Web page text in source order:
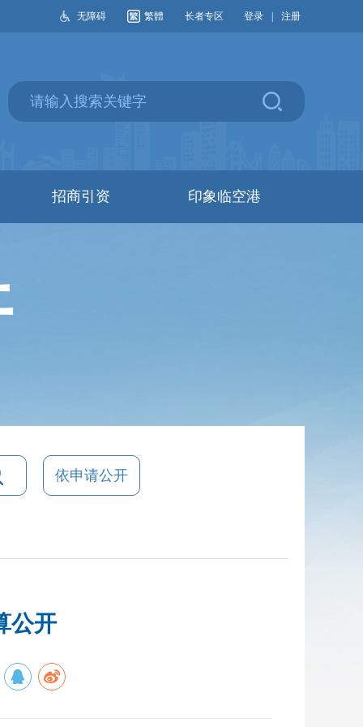
无障碍 繁體 长者专区 登录 注册
招商引资 印象临空港
依申请公开
公开